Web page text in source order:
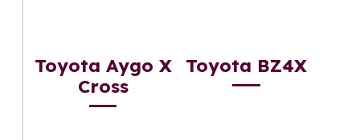
Toyota Aygo X
Cross
Toyota BZ4X